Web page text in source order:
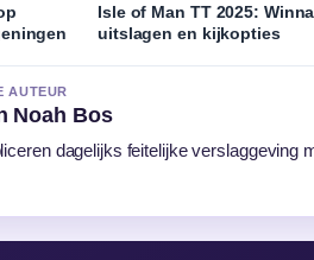
Isle of Man TT 2025:
uitslagen en kijkopties
AUTEUR
Noah Bos
dagelijks feitelijke verslaggeving